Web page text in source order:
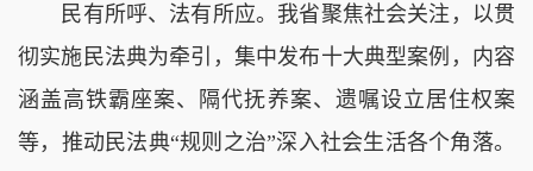
民有所呼、法有所应。我省聚焦社会关注，以贯
彻实施民法典为牵引，集中发布十大典型案例，内容
涵盖高铁霸座案、隔代抚养案、遗嘱设立居住权案
等，推动民法典“规则之治”深入社会生活各个角落。